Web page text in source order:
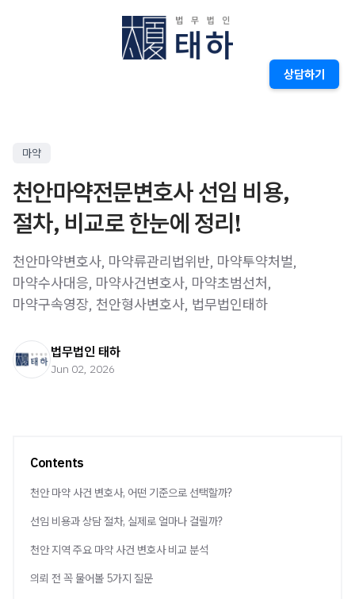
상담하기
마약
천안마약전문변호사 선임 비용,
절차, 비교로 한눈에 정리!
천안마약변호사, 마약류관리법위반, 마약투약처벌,
마약수사대응, 마약사건변호사, 마약초범선처,
마약구속영장, 천안형사변호사, 법무법인태하
법무법인 태하
Jun 02, 2026
Contents
천안 마약 사건 변호사, 어떤 기준으로 선택할까?
선임 비용과 상담 절차, 실제로 얼마나 걸릴까?
천안 지역 주요 마약 사건 변호사 비교 분석
의뢰 전 꼭 물어볼 5가지 질문